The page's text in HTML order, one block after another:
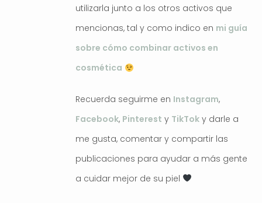
utilizarla junto a los otros activos que
mencionas, tal y como indico en mi guía
sobre cómo combinar activos en
cosmética
Recuerda seguirme en Instagram,
Facebook, Pinterest y TikTok y darle a
me gusta, comentar y compartir las
publicaciones para ayudar a más gente
a cuidar mejor de su piel